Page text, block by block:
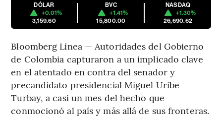
DÓLAR
+0.01%
3,159.60
BVC
+1.41%
15,800.00
NASDAQ
+1.30%
26,690.62
Bloomberg Línea — Autoridades del Gobierno
de Colombia capturaron a un implicado clave
en el atentado en contra del senador y
precandidato presidencial Miguel Uribe
Turbay, a casi un mes del hecho que
conmocionó al país y más allá de sus fronteras.